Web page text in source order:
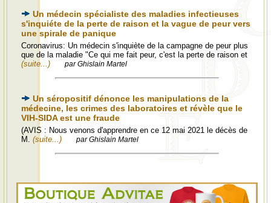
Un médecin spécialiste des maladies infectieuses
s'inquiéte de la perte de raison et la vague de peur vers
une spirale de panique
Coronavirus: Un médecin s'inquiète de la campagne de peur plus
que de la maladie "Ce qui me fait peur, c'est la perte de raison et
(suite...)
par Ghislain Martel
Un séropositif dénonce les manipulations de la
médecine, les crimes des laboratoires et révèle que le
VIH-SIDA est une fraude
(AVIS : Nous venons d'apprendre en ce 12 mai 2021 le décès de
M. (suite...) par Ghislain Martel